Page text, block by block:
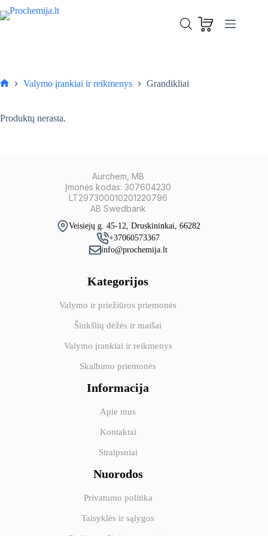
to
Valymo įrankiai ir reikmenys Grandikliai
Produktų nerasta.
Aurchem, MB
Įmonės kodas: 307604230
LT297300010201220796
AB Swedbank
Veisiejų g. 45-12, Druskininkai, 66282
+37060573367
info@prochemija.lt
Kategorijos
Valymo ir priežiūros priemonės
Šiukšlių dėžės ir maišai
Valymo įrankiai ir reikmenys
Skalbimo priemonės
Informacija
Apie mus
Kontaktai
Straipsniai
Nuorodos
Privatumo politika
Taisyklės ir sąlygos